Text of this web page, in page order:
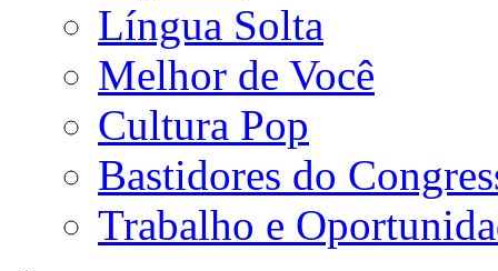
Língua Solta
Melhor de Você
Cultura Pop
Bastidores do
Trabalho e